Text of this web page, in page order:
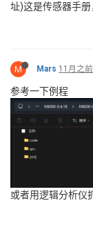
址)这是传感器手
M Mars 11月之前
参考一下例程
或者用逻辑分析仪